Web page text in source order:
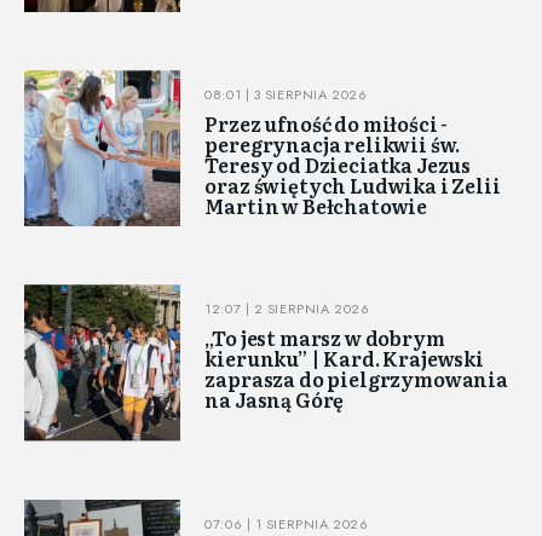
08:01 | 3 SIERPNIA 2026
Przez ufność do miłości -
peregrynacja relikwii św.
Teresy od Dzieciatka Jezus
oraz świętych Ludwika i Zelii
Martin w Bełchatowie
12:07 | 2 SIERPNIA 2026
„To jest marsz w dobrym
kierunku” | Kard. Krajewski
zaprasza do pielgrzymowania
na Jasną Górę
07:06 | 1 SIERPNIA 2026